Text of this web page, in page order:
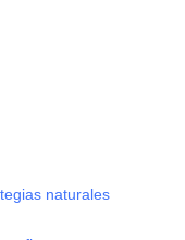
naturales